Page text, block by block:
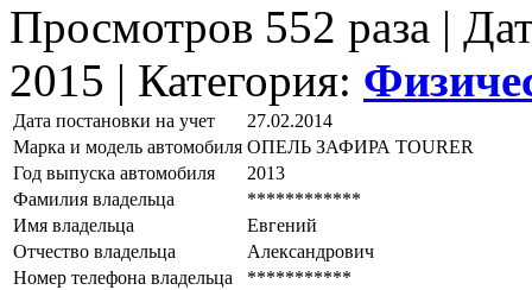
Просмотров 552 раза |
2015 | Категория:
Дата постановки на учет
27.02.2014
Марка и модель автомобиля ОПЕЛЬ ЗАФИРА ТОURЕR
Год выпуска автомобиля
2013
Фамилия владельца
************
Имя владельца
Евгений
Отчество владельца
Александрович
Номер телефона владельца
***********